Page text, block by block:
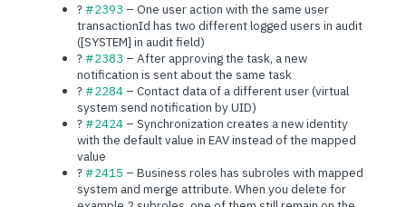
?#2393 – One user action with the same user
transactionId has two different logged users in audit
([SYSTEM] in audit field)
?#2383 – After approving the task, a new
notification is sent about the same task
?#2284– Contact data of a different user (virtual
system send notification by UID)
?#2424– Synchronization creates a new identity
with the default value in EAV instead of the mapped
value
?#2415 – Business roles has subroles with mapped
system and merge attribute. When you delete for